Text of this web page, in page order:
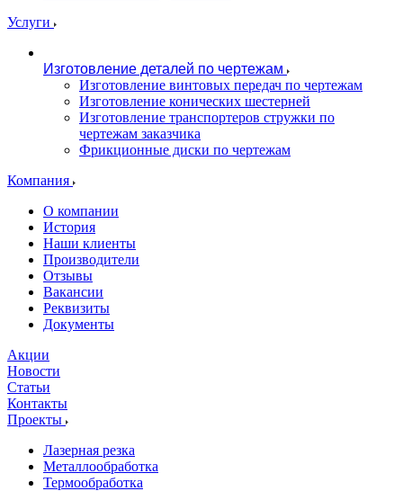
Услуги
Изготовление деталей по чертежам
Изготовление винтовых передач по чертежам
Изготовление конических шестерней
Изготовление транспортеров стружки по
чертежам заказчика
Фрикционные диски по чертежам
Компания
О компании
История
Наши клиенты
Производители
Отзывы
Вакансии
Реквизиты
Документы
Акции
Новости
Статьи
Контакты
Проекты
Лазерная резка
Металлообработка
Термообработка